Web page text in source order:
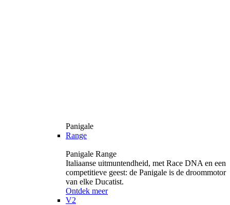
Panigale
Range
Panigale Range
Italiaanse uitmuntendheid, met Race DNA en een
competitieve geest: de Panigale is de droommotor
van elke Ducatist.
Ontdek meer
V2